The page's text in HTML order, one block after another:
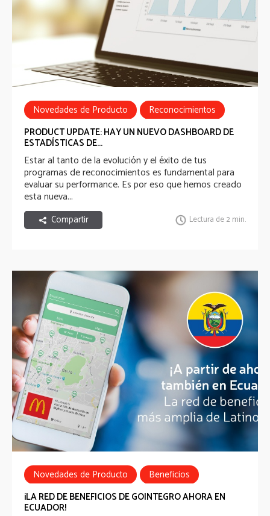
Novedades de Producto
Reconocimientos
PRODUCT UPDATE: HAY UN NUEVO DASHBOARD DE
ESTADÍSTICAS DE...
Estar al tanto de la evolución y el éxito de tus
programas de reconocimientos es fundamental para
evaluar su performance. Es por eso que hemos creado
esta nueva...
Compartir Lectura de 2 min.
Novedades de Producto
Beneficios
¡LA RED DE BENEFICIOS DE GOINTEGRO AHORA EN
ECUADOR!